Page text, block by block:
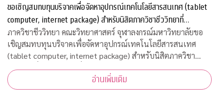
ขอเชิญสมทบทุนบริจาคเพื่อจัดหาอุปกรณ์เทคโนโลยีสารสนเทศ (tablet
computer, internet package) สำหรับนิสิตภาควิชาชีววิทยาที่
ขาดแคลน
ภาควิชาชีววิทยา คณะวิทยาศาสตร์ จุฬาลงกรณ์มหาวิทยาลัยขอ
เชิญสมทบทุนบริจาคเพื่อจัดหาอุปกรณ์เทคโนโลยีสารสนเทศ
(tablet computer, internet package) สำหรับนิสิตภาควิชา
ชีววิทยาที่ขาดแคลน เพื่อใช้เรียนออนไลน์ในวิถีปรกติใหม่ บริจาค
เข้ากองทุน "
อ่านเพิ่มเติม